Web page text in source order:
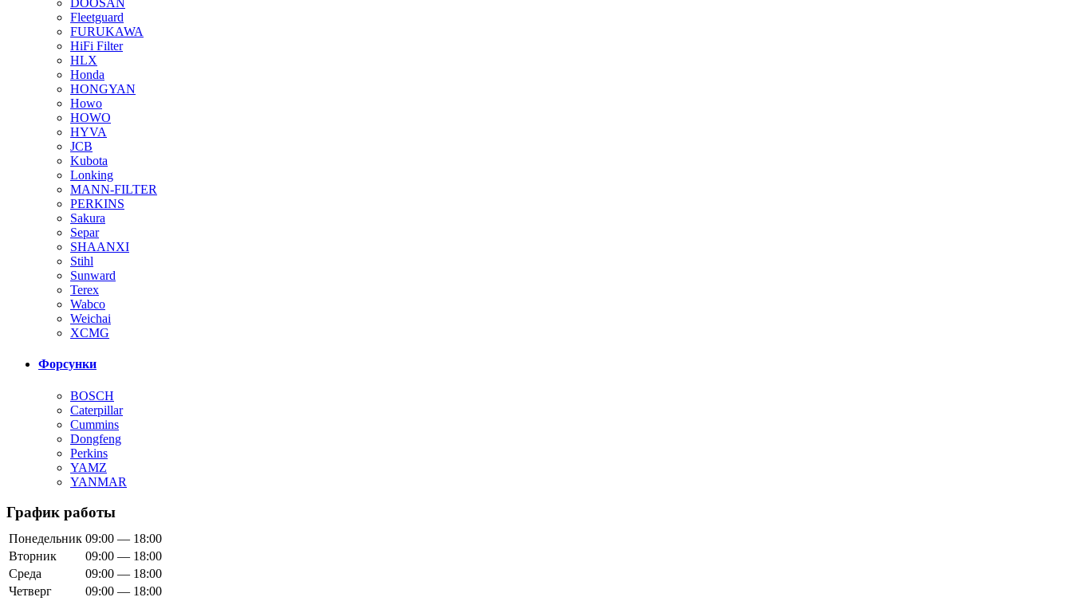
DOOSAN
Fleetguard
FURUKAWA
HiFi Filter
HLX
Honda
HONGYAN
Howo
HOWO
HYVA
JCB
Kubota
Lonking
MANN-FILTER
PERKINS
Sakura
Separ
SHAANXI
Stihl
Sunward
Terex
Wabco
Weichai
XCMG
Форсунки
BOSCH
Caterpillar
Cummins
Dongfeng
Perkins
YAMZ
YANMAR
График работы
Понедельник 09:00 — 18:00
Вторник
09:00 — 18:00
Среда
09:00 — 18:00
Четверг
09:00 — 18:00